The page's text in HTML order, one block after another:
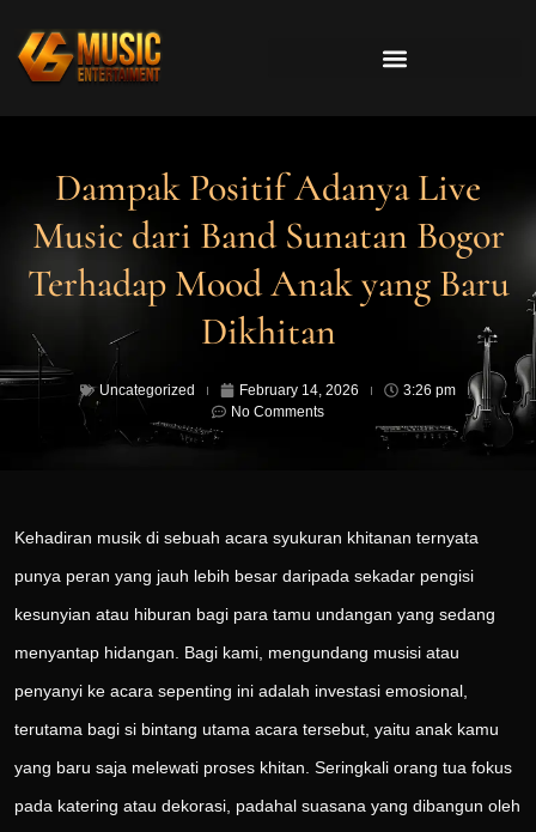
Dampak Positif Adanya Live
Music dari Band Sunatan Bogor
Terhadap Mood Anak yang Baru
Dikhitan
Uncategorized February 14, 2026
3:26 pm
No Comments
Kehadiran musik di sebuah acara syukuran khitanan ternyata
punya peran yang jauh lebih besar daripada sekadar pengisi
kesunyian atau hiburan bagi para tamu undangan yang sedang
menyantap hidangan. Bagi kami, mengundang musisi atau
penyanyi ke acara sepenting ini adalah investasi emosional,
terutama bagi si bintang utama acara tersebut, yaitu anak kamu
yang baru saja melewati proses khitan. Seringkali orang tua fokus
pada katering atau dekorasi, padahal suasana yang dibangun oleh